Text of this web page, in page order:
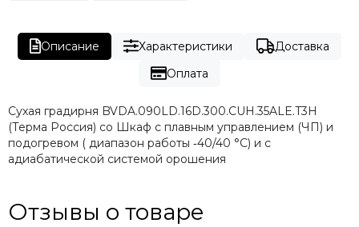
Описание Характеристики
Доставка
Оплата
Сухая градирня BVDA.090LD.16D.300.CUH.35ALE.T3H
(Терма Россия) со Шкаф с плавным управлением (ЧП) и
подогревом ( диапазон работы ‐40/40 °С) и с
адиабатической системой орошения
Отзывы о товаре